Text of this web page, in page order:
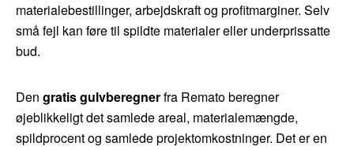
materialebestillinger, arbejdskraft og profitmarginer. Selv
små fejl kan føre til spildte materialer eller underprissatte
bud.
Den gratis gulvberegnerfra Remato beregner
øjeblikkeligt det samlede areal, materialemængde,
spildprocent og samlede projektomkostninger. Det er en